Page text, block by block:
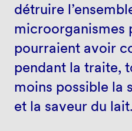
détruire
microorganismes
pourraient avoir
pendant la traite,
moins possible la
et la saveur du lait.